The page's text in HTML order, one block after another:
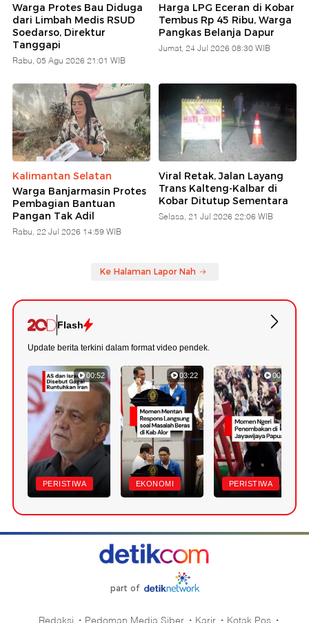
Warga Protes Bau Diduga
dari Limbah Medis RSUD
Soedarso, Direktur
Tanggapi
Rabu, 05 Agu 2026 21:01 WIB
Harga LPG Eceran di Kobar
Tembus Rp 45 Ribu, Warga
Pangkas Belanja Dapur
Jumat, 24 Jul 2026 08:30 WIB
Kalimantan Selatan
Warga Banjarmasin Protes
Pembagian Bantuan
Pangan Tak Adil
Rabu, 22 Jul 2026 14:59 WIB
Viral Retak, Jalan Layang
Trans Kalteng-Kalbar di
Kobar Ditutup Sementara
Selasa, 21 Jul 2026 22:06 WIB
Ke Halaman Lapor Nah
Flash
Update berita terkini dalam format video pendek.
00:52
PERISTIWA
03:22
EKONOMI
00:42
PERISTIWA
part of
Redaksi Pedoman Media Siber Karir Kotak Pos